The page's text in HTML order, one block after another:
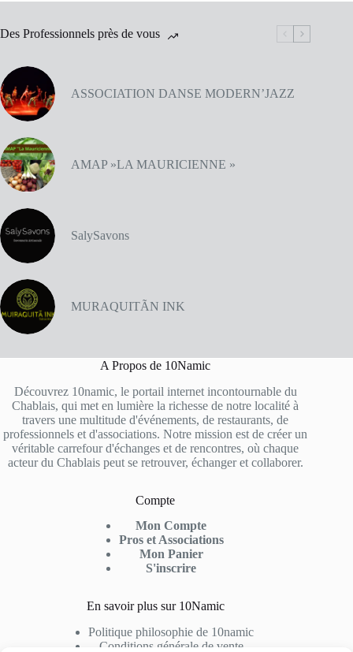
Des Professionnels près de vous
ASSOCIATION DANSE MODERN’JAZZ
AMAP »LA MAURICIENNE »
SalySavons
MURAQUITÃN INK
A Propos de 10Namic
Découvrez 10namic, le portail internet incontournable du
Chablais, qui met en lumière la richesse de notre localité à
travers une multitude d'événements, de restaurants, de
professionnels et d'associations. Notre mission est de créer un
véritable carrefour d'échanges et de rencontres, où chaque
acteur du Chablais peut se retrouver, échanger et collaborer.
Compte
Mon Compte
Pros et Associations
Mon Panier
S'inscrire
En savoir plus sur 10Namic
Politique philosophie de 10namic
Conditions générale de vente